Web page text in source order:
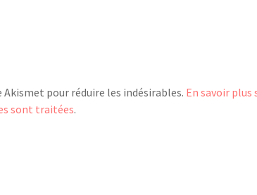
Akismet pour réduire les indésirables. En savoir plus
sont traitées.